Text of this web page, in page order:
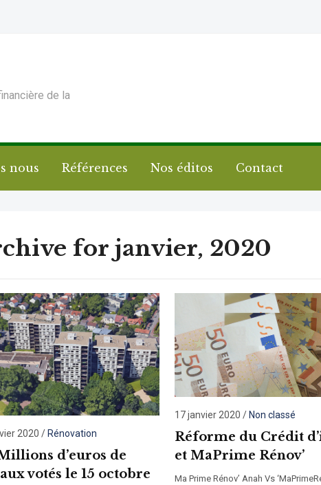
de la
nous Références Nos éditos Contact
for janvier, 2020
2020 / Rénovation
d’euros de
votés le 15 octobre
17 janvier 2020 / Non classé
Réforme du Crédit
et MaPrime Rénov’
Ma Prime Rénov’ Anah Vs